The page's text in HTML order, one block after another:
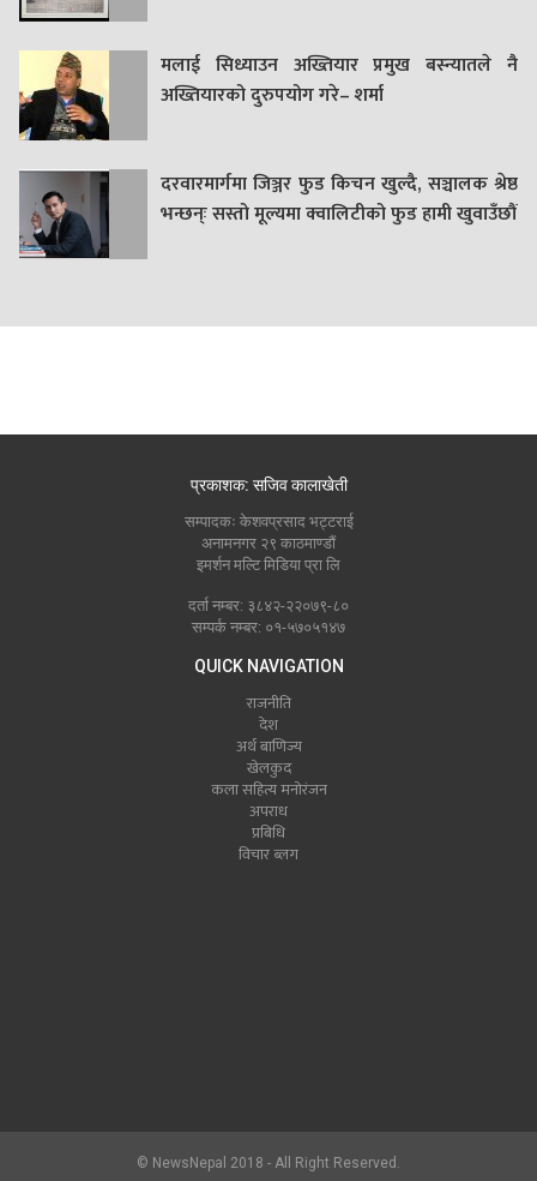
मलाई सिध्याउन अख्तियार प्रमुख बस्न्यातले नै
अख्तियारको दुरुपयोग गरे– शर्मा
दरवारमार्गमा जिञ्जर फुड किचन खुल्दै, सञ्चालक श्रेष्ठ
भन्छन्ः सस्तो मूल्यमा क्वालिटीको फुड हामी खुवाउँछौं
प्रकाशक: सजिव कालाखेती
सम्पादकः केशवप्रसाद भट्टराई
अनामनगर २९ काठमाण्डौं
इमर्शन मल्टि मिडिया प्रा लि
दर्ता नम्बर: ३८४२-२२०७९-८०
सम्पर्क नम्बर: ०१-५७०५१४७
QUICK NAVIGATION
राजनीति
देश
अर्थ बाणिज्य
खेलकुद
कला सहित्य मनोरंजन
अपराध
प्रबिधि
विचार ब्लग
© NewsNepal 2018 - All Right Reserved.